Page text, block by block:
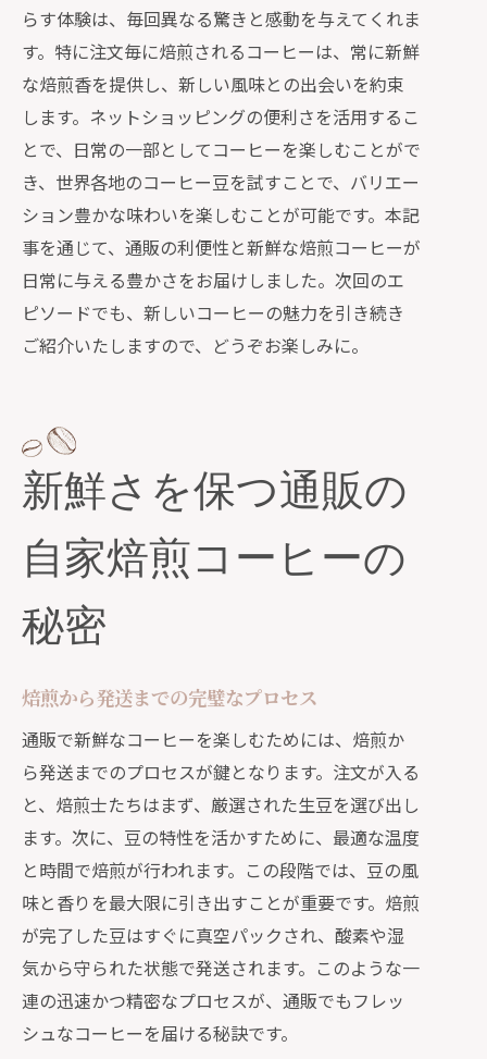
らす体験は、毎回異なる驚きと感動を与えてくれま
す。特に注文毎に焙煎されるコーヒーは、常に新鮮
な焙煎香を提供し、新しい風味との出会いを約束
します。ネットショッピングの便利さを活用するこ
とで、日常の一部としてコーヒーを楽しむことがで
き、世界各地のコーヒー豆を試すことで、バリエー
ション豊かな味わいを楽しむことが可能です。本記
事を通じて、通販の利便性と新鮮な焙煎コーヒーが
日常に与える豊かさをお届けしました。次回のエ
ピソードでも、新しいコーヒーの魅力を引き続き
ご紹介いたしますので、どうぞお楽しみに。
新鮮さを保つ通販の
自家焙煎コーヒーの
秘密
焙煎から発送までの完璧なプロセス
通販で新鮮なコーヒーを楽しむためには、焙煎か
ら発送までのプロセスが鍵となります。注文が入る
と、焙煎士たちはまず、厳選された生豆を選び出し
ます。次に、豆の特性を活かすために、最適な温度
と時間で焙煎が行われます。この段階では、豆の風
味と香りを最大限に引き出すことが重要です。焙煎
が完了した豆はすぐに真空パックされ、酸素や湿
気から守られた状態で発送されます。このような一
連の迅速かつ精密なプロセスが、通販でもフレッ
シュなコーヒーを届ける秘訣です。